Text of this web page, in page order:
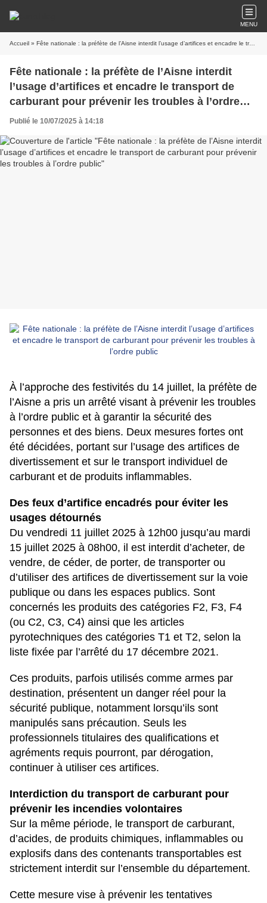
MENU
Accueil » Fête nationale : la préfète de l’Aisne interdit l’usage d’artifices et encadre le transport de carburant pour prévenir les troubles à l’ordre public
Fête nationale : la préfète de l’Aisne interdit
l’usage d’artifices et encadre le transport de
carburant pour prévenir les troubles à l’ordre
public
Publié le 10/07/2025 à 14:18
À l’approche des festivités du 14 juillet, la préfète de
l’Aisne a pris un arrêté visant à prévenir les troubles
à l’ordre public et à garantir la sécurité des
personnes et des biens. Deux mesures fortes ont
été décidées, portant sur l’usage des artifices de
divertissement et sur le transport individuel de
carburant et de produits inflammables.
Des feux d’artifice encadrés pour éviter les
usages détournés
Du vendredi 11 juillet 2025 à 12h00 jusqu’au mardi
15 juillet 2025 à 08h00, il est interdit d’acheter, de
vendre, de céder, de porter, de transporter ou
d’utiliser des artifices de divertissement sur la voie
publique ou dans les espaces publics. Sont
concernés les produits des catégories F2, F3, F4
(ou C2, C3, C4) ainsi que les articles
pyrotechniques des catégories T1 et T2, selon la
liste fixée par l’arrêté du 17 décembre 2021.
Ces produits, parfois utilisés comme armes par
destination, présentent un danger réel pour la
sécurité publique, notamment lorsqu’ils sont
manipulés sans précaution. Seuls les
professionnels titulaires des qualifications et
agréments requis pourront, par dérogation,
continuer à utiliser ces artifices.
Interdiction du transport de carburant pour
prévenir les incendies volontaires
Sur la même période, le transport de carburant,
d’acides, de produits chimiques, inflammables ou
explosifs dans des contenants transportables est
strictement interdit sur l’ensemble du département.
Cette mesure vise à prévenir les tentatives